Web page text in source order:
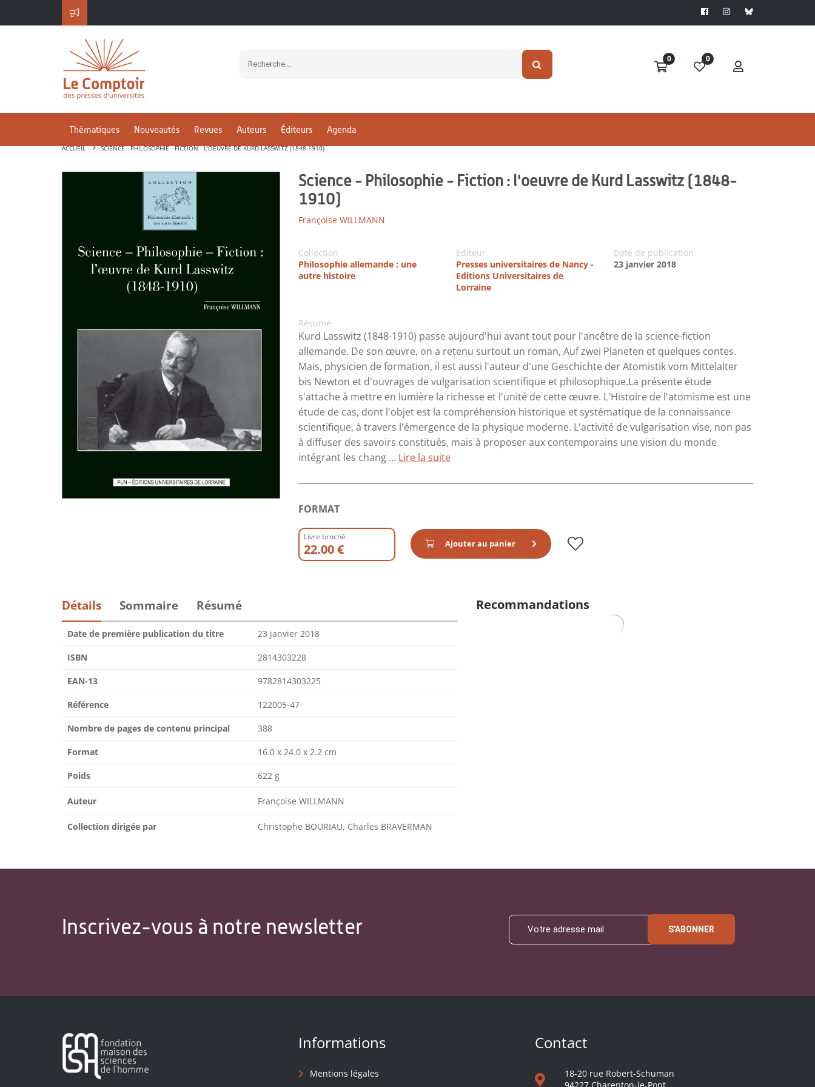
0 0
Thématiques Nouveautés Revues Auteurs Éditeurs Agenda
ACCUEIL SCIENCE - PHILOSOPHIE - FICTION : L'OEUVRE DE KURD LASSWITZ (1848-1910)
Science - Philosophie - Fiction : l'oeuvre de Kurd Lasswitz (1848-
1910)
Françoise WILLMANN
Collection
Philosophie allemande : une
autre histoire
Editeur
Presses universitaires de Nancy -
Editions Universitaires de
Lorraine
Date de publication
23 janvier 2018
Résumé
Kurd Lasswitz (1848-1910) passe aujourd'hui avant tout pour l'ancêtre de la science-fiction
allemande. De son œuvre, on a retenu surtout un roman, Auf zwei Planeten et quelques contes.
Mais, physicien de formation, il est aussi l'auteur d'une Geschichte der Atomistik vom Mittelalter
bis Newton et d'ouvrages de vulgarisation scientifique et philosophique.La présente étude
s'attache à mettre en lumière la richesse et l'unité de cette œuvre. L'Histoire de l'atomisme est une
étude de cas, dont l'objet est la compréhension historique et systématique de la connaissance
scientifique, à travers l'émergence de la physique moderne. L'activité de vulgarisation vise, non pas
à diffuser des savoirs constitués, mais à proposer aux contemporains une vision du monde
intégrant les chang ... Lire la suite
FORMAT
Livre broché
22.00 € Ajouter au panier
Détails Sommaire Résumé
Date de première publication du titre 23 janvier 2018
ISBN 2814303228
EAN-13 9782814303225
Référence 122005-47
Nombre de pages de contenu principal 388
Format 16.0 x 24.0 x 2.2 cm
Poids 622 g
Auteur Françoise WILLMANN
Collection dirigée par Christophe BOURIAU, Charles BRAVERMAN
Recommandations
Inscrivez-vous à notre newsletter S'ABONNER
Informations
Mentions légales
Contact
18-20 rue Robert-Schuman